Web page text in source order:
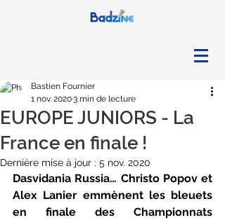
EUROPE JUNIORS - La
France en finale !
Bastien Fournier
1 nov. 20203 min de lecture
Dernière mise à jour : 5 nov. 2020
Dasvidania Russia… Christo Popov et
Alex Lanier emmènent les bleuets
en finale des Championnats